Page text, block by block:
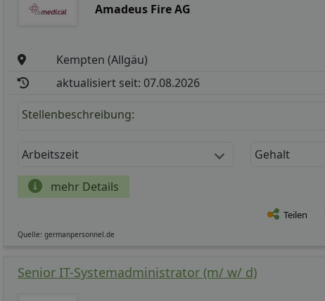
Amadeus Fire AG
Kempten (Allgäu)
aktualisiert seit: 07.08.2026
Stellenbeschreibung:
Arbeitszeit Gehalt
mehr Details
Teilen
Quelle: germanpersonnel.de
Senior IT-Systemadministrator (m/ w/ d)